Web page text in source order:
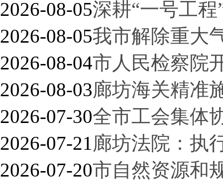
2026-08-05深耕“一号工
2026-08-05我市解除重大
2026-08-04市人民检察院
2026-08-03廊坊海关精准
2026-07-30全市工会集体
2026-07-21廊坊法院：执
2026-07-20市自然资源和